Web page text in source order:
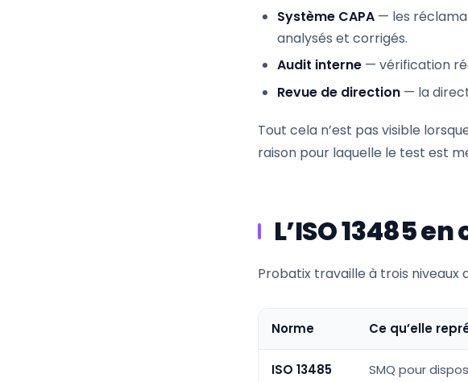
Système CAPA — les
analysés et corrigés.
Audit interne — vérification
Revue de direction — la
Tout cela n’est pas visible
raison pour laquelle le test est
L’ISO 13485
Probatix travaille à trois niveaux
Norme Ce qu’elle
ISO 13485 SMQ pour